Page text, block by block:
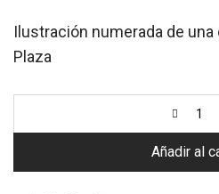
Ilustración numerada de una
Plaza
Añadir al